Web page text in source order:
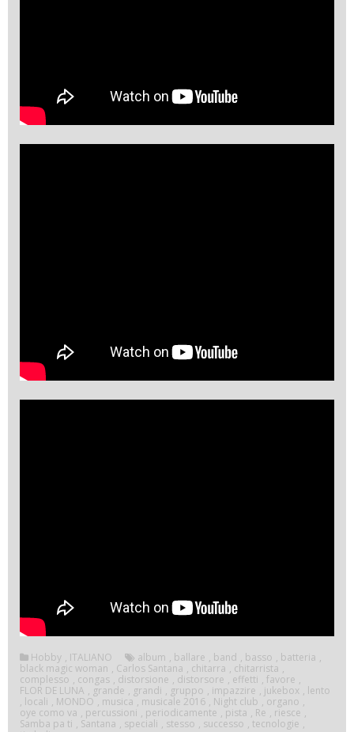
Hobby , ITALIANO album , ballare , band , basso , batteria ,
black magic woman , Carlos Santana , chitarra , chitarrista ,
complesso , congas , distorsione , distorsore , effetti , favore ,
FLOR DE LUNA , grande , grandi , gruppo , impazzire , jukebox , lento
, locali , MONDO , musica , musicale 2016 , Night club , organo ,
oye como va , percussioni , periodicamente , pista , Re , riesce ,
Samba pa ti , Santana , speciali , stesso , successo , tecnologie ,